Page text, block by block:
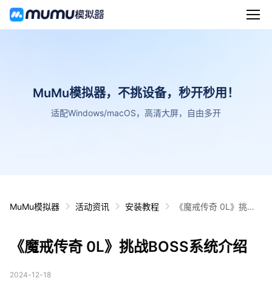
MuMu模拟器，不挑设备，秒开秒用！
适配Windows/macOS，高清大屏，自由多开
MuMu模拟器 活动资讯 安装教程
《魔戒传奇 0L》挑战B
《魔戒传奇 0L》挑战BOSS系统介绍
2024-12-18